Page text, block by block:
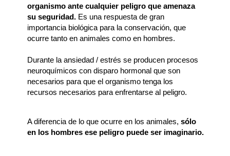
organismo ante cualquier peligro que amenaza
su seguridad. Es una respuesta de gran
importancia biológica para la conservación, que
ocurre tanto en animales como en hombres.
Durante la ansiedad / estrés se producen procesos
neuroquímicos con disparo hormonal que son
necesarios para que el organismo tenga los
recursos necesarios para enfrentarse al peligro.
A diferencia de lo que ocurre en los animales, sólo
en los hombres ese peligro puede ser imaginario.